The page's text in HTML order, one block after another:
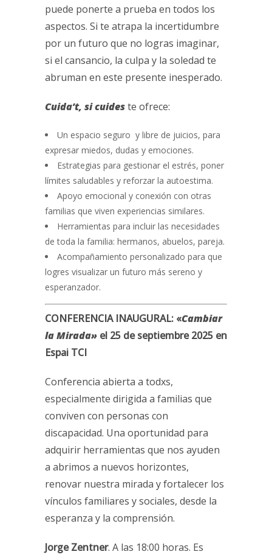
puede ponerte a prueba en todos los
aspectos. Si te atrapa la incertidumbre
por un futuro que no logras imaginar,
si el cansancio, la culpa y la soledad te
abruman en este presente inesperado.
Cuida’t, si cuideste ofrece:
Un espacio seguro y libre de juicios, para
expresar miedos, dudas y emociones.
Estrategias para gestionar el estrés, poner
límites saludables y reforzar la autoestima.
Apoyo emocional y conexión con otras
familias que viven experiencias similares.
Herramientas para incluir las necesidades
de toda la familia: hermanos, abuelos, pareja.
Acompañamiento personalizado para que
logres visualizar un futuro más sereno y
esperanzador.
CONFERENCIA INAUGURAL: «Cambiar
la Mirada» el 25 de septiembre 2025 en
Espai TCI
Conferencia abierta a todxs,
especialmente dirigida a familias que
conviven con personas con
discapacidad. Una oportunidad para
adquirir herramientas que nos ayuden
a abrimos a nuevos horizontes,
renovar nuestra mirada y fortalecer los
vínculos familiares y sociales, desde la
esperanza y la comprensión.
Jorge Zentner. A las 18:00 horas. Es